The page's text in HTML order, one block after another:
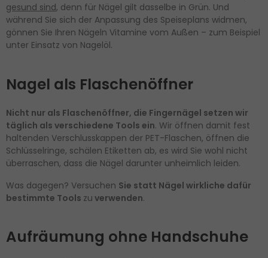
gesund sind, denn für Nägel gilt dasselbe in Grün. Und
während Sie sich der Anpassung des Speiseplans widmen,
gönnen Sie Ihren Nägeln Vitamine vom Außen – zum Beispiel
unter Einsatz von Nagelöl.
Nagel als Flaschenöffner
Nicht nur als Flaschenöffner, die Fingernägel setzen wir
täglich als verschiedene Tools ein. Wir öffnen damit fest
haltenden Verschlusskappen der PET-Flaschen, öffnen die
Schlüsselringe, schälen Etiketten ab, es wird Sie wohl nicht
überraschen, dass die Nägel darunter unheimlich leiden.
Was dagegen? Versuchen Sie statt Nägel wirkliche dafür
bestimmte Tools zu verwenden.
Aufräumung ohne Handschuhe